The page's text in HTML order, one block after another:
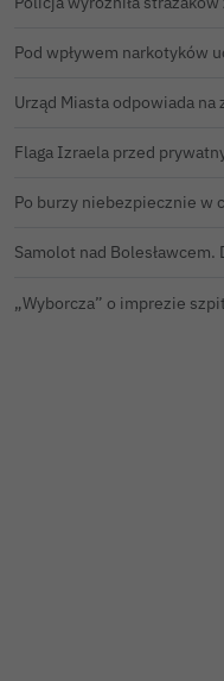
Samolot nad Bolesławcem.